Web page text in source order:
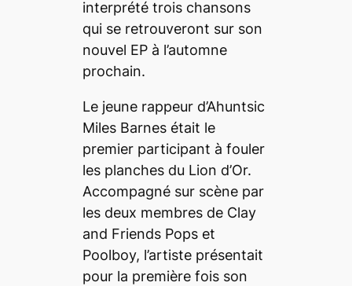
interprété trois chansons
qui se retrouveront sur son
nouvel EP à l’automne
prochain.
Le jeune rappeur d’Ahuntsic
Miles Barnes était le
premier participant à fouler
les planches du Lion d’Or.
Accompagné sur scène par
les deux membres de Clay
and Friends Pops et
Poolboy, l’artiste présentait
pour la première fois son